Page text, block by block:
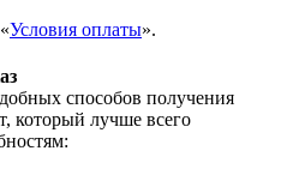
Условия оплаты».
способов получения
который лучше всего